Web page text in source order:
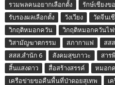
รวมพลคนอยากเลือกตั้ง
รักษ์เชียงข
รับรองผลเลือกตั้ง
วังเวียง วัดจีนเ
วิกฤติหมอกควัน
วิกฤติหมอกควันไฟ
วิสามัญฆาตกรรม
สภากาแฟ สส
สสส.สำนัก 6
สังคมสุขภาวะ
สาร
สิ้นแสงดาว
สื่อสร้างสรรค์ หมอก
เครือข่ายขอคืนพื้นที่ป่าดอยสุเทพ
เ